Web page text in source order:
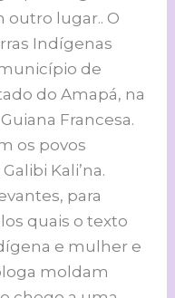
lugar.. O
Indígenas
de
do Amapá, na
Francesa.
os povos
Kali’na.
para
quais o texto
e mulher e
moldam